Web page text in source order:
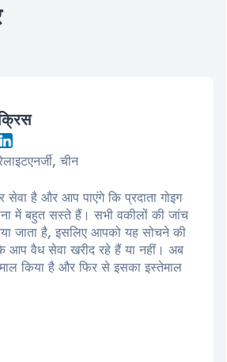
चीन
सेवा है और आप पाएंगे कि प्रदाता गोइग
में बहुत सस्ते हैं। सभी वकीलों की जांच
जाता है, इसलिए आपको यह सोचने की
आप वैध सेवा खरीद रहे हैं या नहीं। अब
किया है और फिर से इसका इस्तेमाल